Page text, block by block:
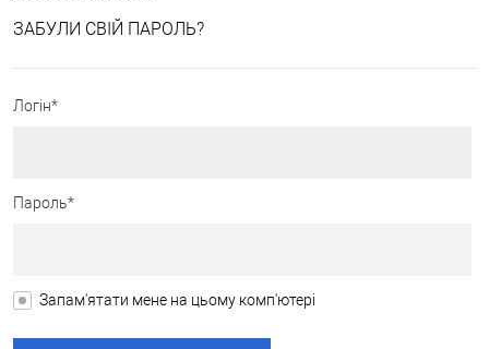
ЗАБУЛИ СВІЙ ПАРОЛЬ?
Логін*
Пароль*
Запам'ятати мене на цьому комп'ютері